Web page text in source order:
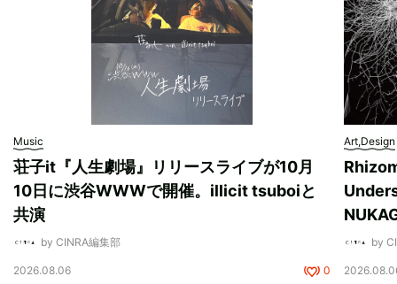
Music
荘子it『人生劇場』リリースライブが10月
10日に渋谷WWWで開催。illicit tsuboiと
共演
by CINRA編集部
2026.08.06 0
Art,Design
by